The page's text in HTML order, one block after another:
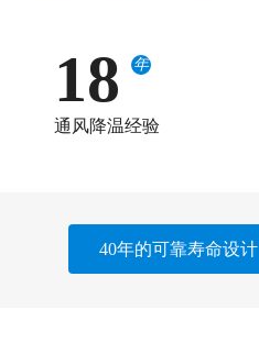
18 年
通风降温经验
40年的可靠寿命设计